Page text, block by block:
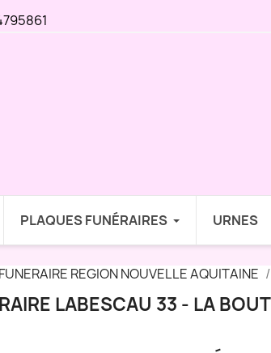
PLAQUES FUNÉRAIRES URNES
REGION NOUVELLE AQUITAINE
LABESCAU 33 - LA